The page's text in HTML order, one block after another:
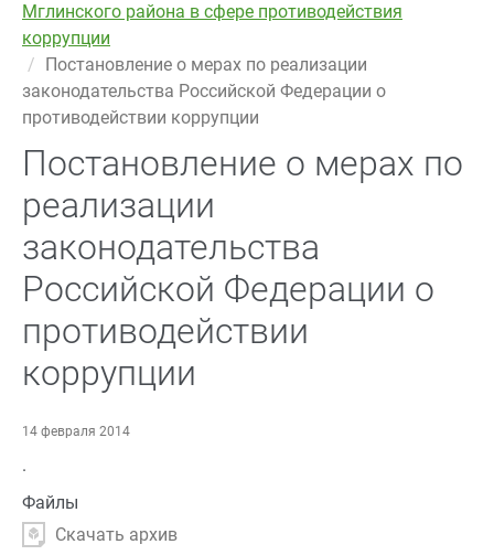
Мглинского района в сфере противодействия
коррупции
Постановление о мерах по реализации
законодательства Российской Федерации о
противодействии коррупции
Постановление о мерах по
реализации
законодательства
Российской Федерации о
противодействии
коррупции
14 февраля 2014
.
Файлы
Скачать архив